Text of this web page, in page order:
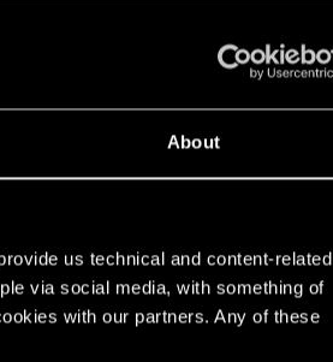
About
us technical and content-related
via social media, with something of
with our partners. Any of these